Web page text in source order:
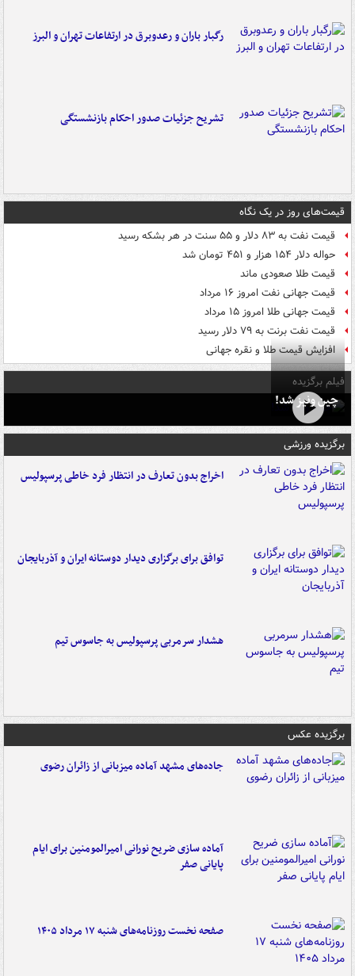
رگبار باران و رعدوبرق در ارتفاعات تهران و البرز
تشریح جزئیات صدور احکام بازنشستگی
قیمت‌های روز در یک نگاه
قیمت نفت به ۸۳ دلار و ۵۵ سنت در هر بشکه رسید
حواله دلار ۱۵۴ هزار و ۴۵۱ تومان شد
قیمت طلا صعودی ماند
قیمت جهانی نفت امروز ۱۶ مرداد
قیمت جهانی طلا امروز ۱۵ مرداد
قیمت نفت برنت به ۷۹ دلار رسید
افزایش قیمت طلا و نقره جهانی
فیلم برگزیده
چین ونیز شد!
برگزیده ورزشی
اخراج بدون تعارف در انتظار فرد خاطی پرسپولیس
توافق برای برگزاری دیدار دوستانه ایران و آذربایجان
هشدار سرمربی پرسپولیس به جاسوس تیم
برگزیده عکس
جاده‌های مشهد آماده میزبانی از زائران رضوی
آماده سازی ضریح نورانی امیرالمومنین برای ایام
پایانی صفر
صفحه نخست روزنامه‌های شنبه ۱۷ مرداد ۱۴۰۵